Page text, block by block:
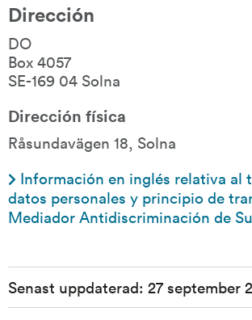
Dirección
DO
Box 4057
SE-169 04 Solna
Dirección física
Råsundavägen 18, Solna
Información en inglés relativa al
datos personales y principio de
Mediador Antidiscriminación de
Sidinformation
Senast uppdaterad: 27 september